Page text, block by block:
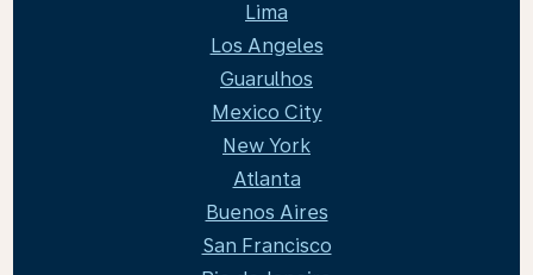
Lima
Los Angeles
Guarulhos
Mexico City
New York
Atlanta
Buenos Aires
San Francisco